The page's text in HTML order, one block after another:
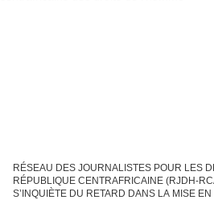
RÉSEAU DES JOURNALISTES POUR LES
RÉPUBLIQUE CENTRAFRICAINE (RJDH-
S’INQUIÈTE DU RETARD DANS LA MISE